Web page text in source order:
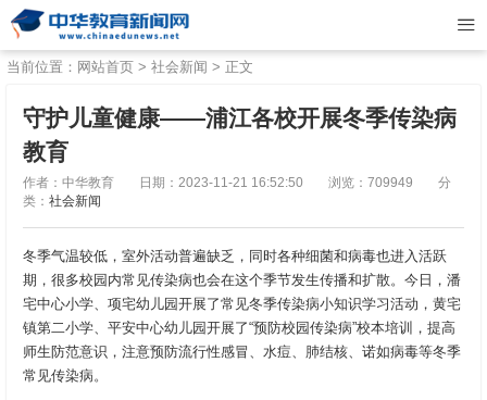
当前位置： 网站首页 > 社会新闻 > 正文
守护儿童健康——浦江各校开展冬季传染病
教育
作者：中华教育 日期：2023-11-21 16:52:50 浏览：709949
分
类： 社会新闻
冬季气温较低，室外活动普遍缺乏，同时各种细菌和病毒也进入活跃
期，很多校园内常见传染病也会在这个季节发生传播和扩散。今日，潘
宅中心小学、项宅幼儿园开展了常见冬季传染病小知识学习活动，黄宅
镇第二小学、平安中心幼儿园开展了“预防校园传染病”校本培训，提高
师生防范意识，注意预防流行性感冒、水痘、肺结核、诺如病毒等冬季
常见传染病。